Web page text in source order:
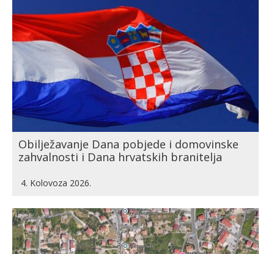
Obilježavanje Dana pobjede i domovinske
zahvalnosti i Dana hrvatskih branitelja
4. Kolovoza 2026.